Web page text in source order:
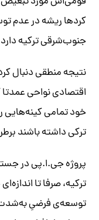
کردها ریشه در عدم
جنوب‌شرقی ترکیه
نتیجه منطقی دنبال
اقتصادی نواحی
خود تمامی
ترکی داشته باشند
پروژه جی.ا.پی در
ترکیه، صرفا تا
توسعه‌ی فرضیِ به‌شدت